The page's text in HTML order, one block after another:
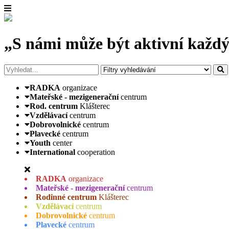
„S námi může být aktivní
RADKA organizace
Mateřské - mezigenerační centrum
Rod. centrum Klášterec
Vzdělávací centrum
Dobrovolnické centrum
Plavecké centrum
Youth center
International cooperation
RADKA organizace
Mateřské - mezigenerační centrum
Rodinné centrum Klášterec
Vzdělávací centrum
Dobrovolnické centrum
Plavecké centrum